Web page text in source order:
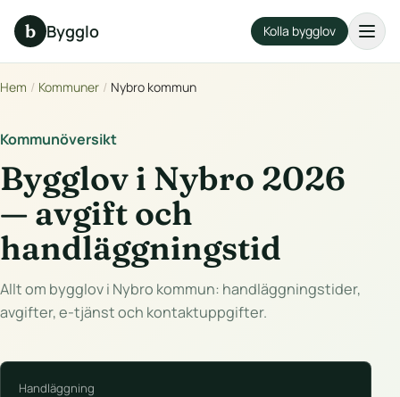
b Bygglo Kolla bygglov
Hem / Kommuner / Nybro kommun
Kommunöversikt
Bygglov i Nybro 2026
— avgift och
handläggningstid
Allt om bygglov i Nybro kommun: handläggningstider,
avgifter, e-tjänst och kontaktuppgifter.
Handläggning